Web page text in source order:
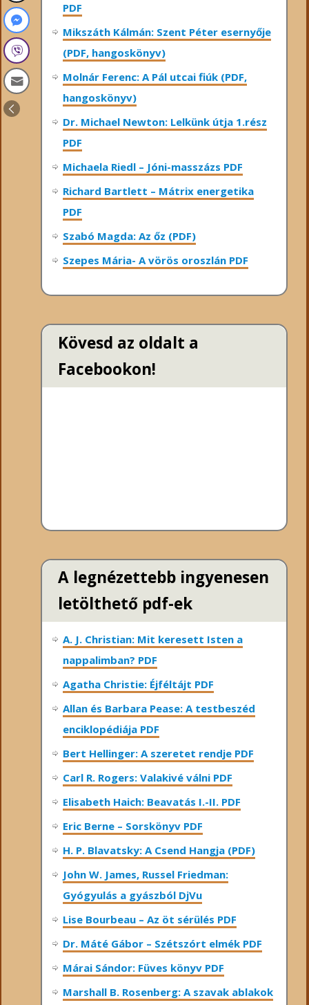
PDF
Mikszáth Kálmán: Szent Péter esernyője
(PDF, hangoskönyv)
Molnár Ferenc: A Pál utcai fiúk (PDF,
hangoskönyv)
Dr. Michael Newton: Lelkünk útja 1.rész
PDF
Michaela Riedl – Jóni-masszázs PDF
Richard Bartlett – Mátrix energetika
PDF
Szabó Magda: Az őz (PDF)
Szepes Mária- A vörös oroszlán PDF
Kövesd az oldalt a
Facebookon!
A legnézettebb ingyenesen
letölthető pdf-ek
A. J. Christian: Mit keresett Isten a
nappalimban? PDF
Agatha Christie: Éjféltájt PDF
Allan és Barbara Pease: A testbeszéd
enciklopédiája PDF
Bert Hellinger: A ​szeretet rendje PDF
Carl R. Rogers: Valakivé válni PDF
Elisabeth Haich: Beavatás I.-II. PDF
Eric Berne – Sorskönyv PDF
H. P. Blavatsky: A Csend Hangja (PDF)
John W. James, Russel Friedman:
Gyógyulás a gyászból DjVu
Lise Bourbeau – Az öt sérülés PDF
Dr. Máté Gábor – Szétszórt elmék PDF
Márai Sándor: Füves könyv PDF
Marshall B. Rosenberg: A szavak ablakok